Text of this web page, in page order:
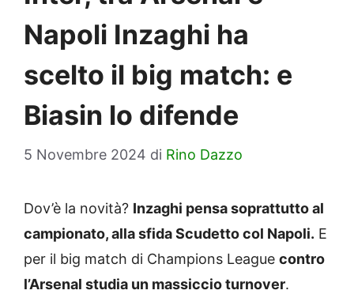
Napoli Inzaghi ha
scelto il big match: e
Biasin lo difende
5 Novembre 2024 di Rino Dazzo
Dov’è la novità? Inzaghi pensa soprattutto al
campionato, alla sfida Scudetto col Napoli. E
per il big match di Champions League contro
l’Arsenal studia un massiccio turnover.